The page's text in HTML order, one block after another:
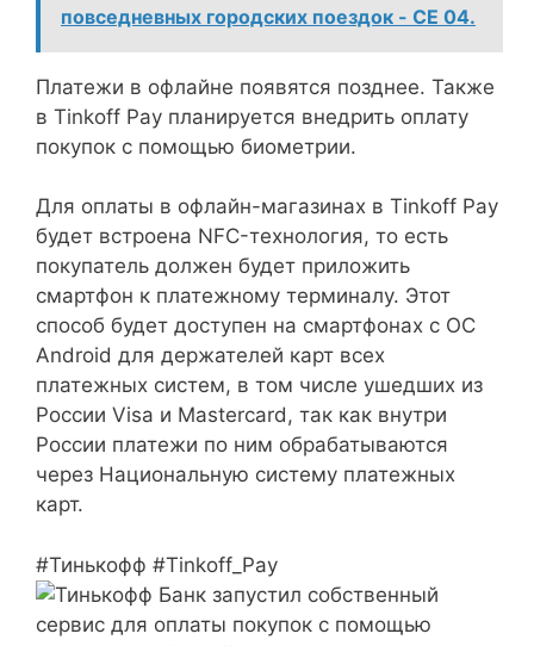
повседневных городских поездок - CE 04.
Платежи в офлайне появятся позднее. Также
в Tinkoff Pay планируется внедрить оплату
покупок с помощью биометрии.
Для оплаты в офлайн-магазинах в Tinkoff Pay
будет встроена NFC-технология, то есть
покупатель должен будет приложить
смартфон к платежному терминалу. Этот
способ будет доступен на смартфонах с ОС
Android для держателей карт всех
платежных систем, в том числе ушедших из
России Visa и Mastercard, так как внутри
России платежи по ним обрабатываются
через Национальную систему платежных
карт.
#Тинькофф #Tinkoff_Pay